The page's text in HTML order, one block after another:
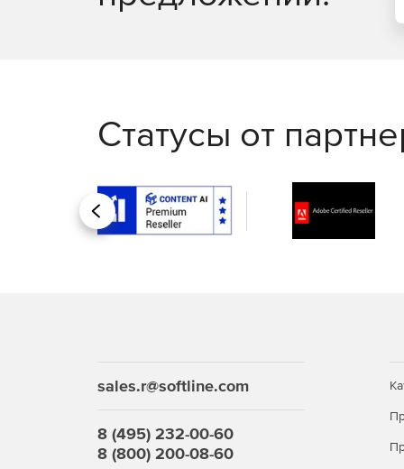
трафика и обнаружения опасных ситуаций на
Статусы от
Назад
sales.r@softline.com
8 (495) 232-00-60
8 (800) 200-08-60